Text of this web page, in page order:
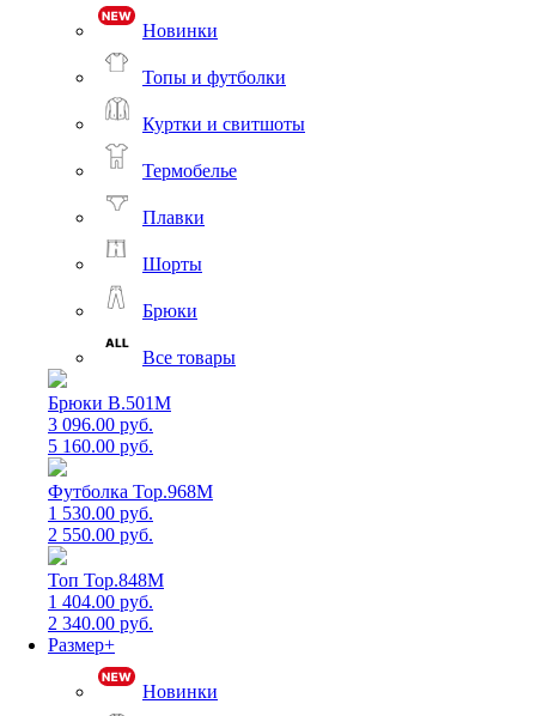
Новинки
Топы и футболки
Куртки и свитшоты
Термобелье
Плавки
Шорты
Брюки
Все товары
Брюки B.501M
3 096.00 руб.
5 160.00 руб.
Футболка Top.968M
1 530.00 руб.
2 550.00 руб.
Топ Top.848M
1 404.00 руб.
2 340.00 руб.
Размер+
Новинки